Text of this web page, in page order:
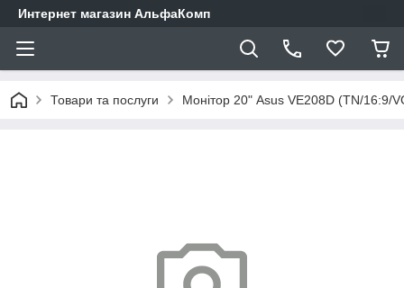
Интернет магазин АльфаКомп
Товари та послуги Монітор 20" Asus VE208D (TN/16:9/